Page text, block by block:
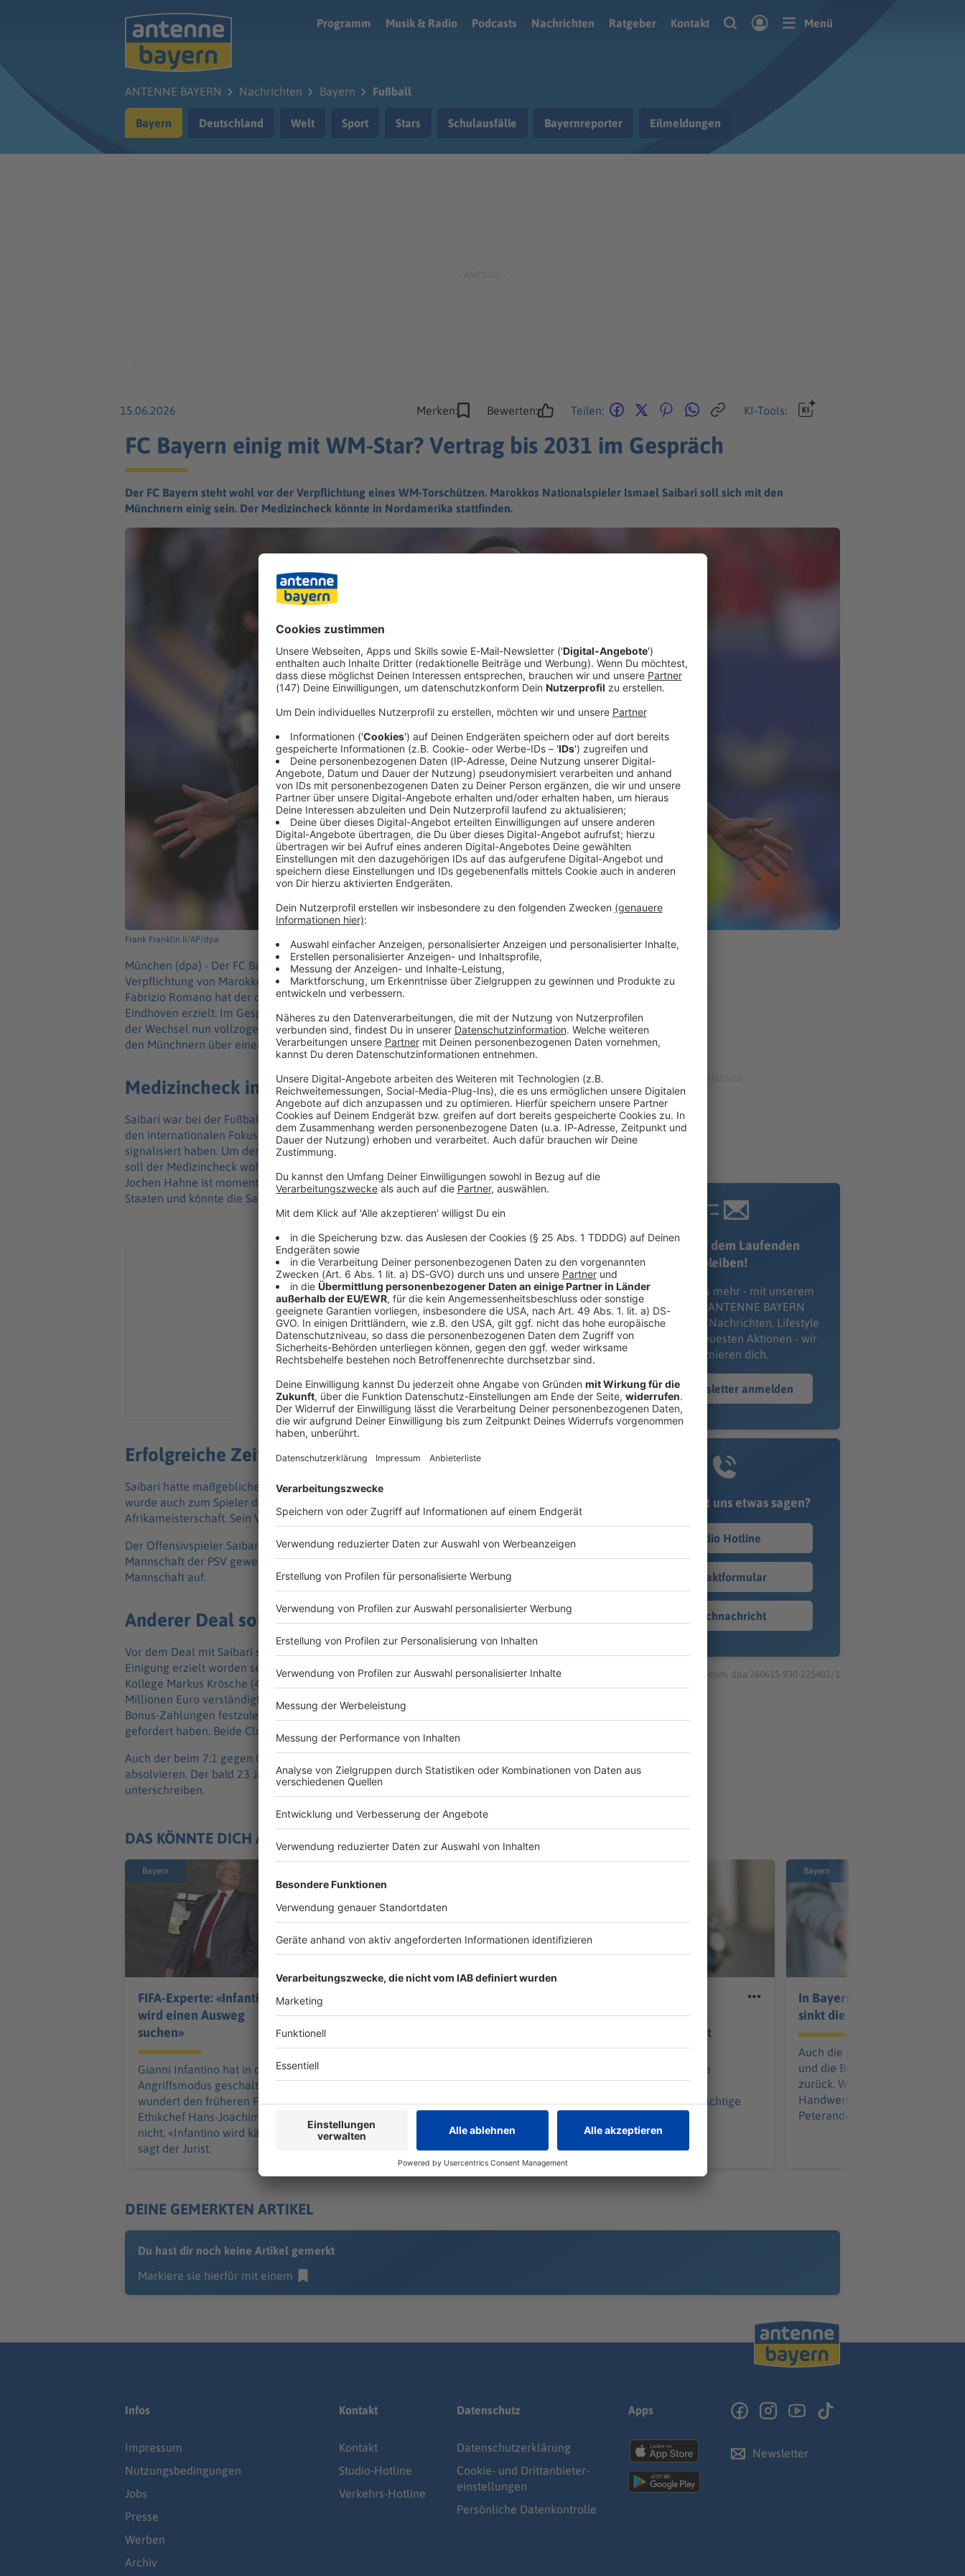
Programm
Musik & Radio Podcasts Nachrichten Ratgeber Kontakt Menü
ANTENNE BAYERN Nachrichten Bayern Fußball
Bayern Deutschland Welt Sport Stars Schulausfälle Bayernreporter Eilmeldungen
15.06.2026 Merken: Bewerten: Teilen: KI-Tools:
FC Bayern einig mit WM-Star? Vertrag bis 2031 im Gespräch
Der FC Bayern steht wohl vor der Verpflichtung eines WM-Torschützen. Marokkos Nationalspieler Ismael Saibari soll sich mit den
Münchnern einig sein. Der Medizincheck könnte in Nordamerika stattfinden.
Frank Franklin II/AP/dpa
München (dpa) - Der FC Bayern München steht laut Spekulationen kurz vor einer
Verpflichtung von Marokkos WM-Star Ismael Saibari. Laut «Bild», Sky und Transferexperte
Fabrizio Romano hat der deutsche Fußball-Rekordmeister eine Einigung mit der PSV
Eindhoven erzielt. Im Gespräch ist eine Ablöse von rund 55 Millionen Euro. Demnach kann
der Wechsel nun vollzogen werden. Der Mittelfeldspieler selbst soll sich zuvor schon mit
den Münchnern über einen künftigen Vertrag bis 2031 geeinigt haben.
Medizincheck in den USA?
Saibari war bei der Fußball-Weltmeisterschaft durch seinen Treffer gegen Brasilien (1:1) in
den internationalen Fokus gerückt. Die Münchner sollen bereits vor einiger Zeit ihr Interesse
signalisiert haben. Um den Transfer zeitnah zu einem erfolgreichen Abschluss zu bringen,
soll der Medizincheck wohl noch während der WM in Nordamerika stattfinden. Bayern-Arzt
Jochen Hahne ist momentan als Arzt der deutschen Nationalmannschaft ohnehin in den
Staaten und könnte die Saibari-Untersuchung vor Ort übernehmen.
Erfolgreiche Zeit in Eindhoven
Saibari hatte maßgeblichen Anteil am dritten Meistertitel der PSV in Serie, der 25-Jährige
wurde auch zum Spieler des Jahres der Eredivisie gewählt. 2025 gewann er mit Marokko die
Afrikameisterschaft. Sein Vertrag in Eindhoven ist bis Mitte 2029 gültig.
Der Offensivspieler Saibari war im Sommer 2020 von der U21 von KRC Genk zur zweiten
Mannschaft der PSV gewechselt. Zwei Jahre später, im Sommer 2022, stieg er in die erste
Mannschaft auf.
Anderer Deal soll schon fix sein
Vor dem Deal mit Saibari soll bereits im Poker mit Eintracht Frankfurts Nathaniel Brown eine
Einigung erzielt worden sein. Bayern-Sportvorstand Max Eberl (52) und sein Frankfurter
Kollege Markus Krösche (45) haben sich angeblich auf ein Ablösepaket von rund 55
Millionen Euro verständigt. Jetzt gehe es noch darum, das Verhältnis aus Sockelablöse und
Bonus-Zahlungen festzulegen. Anfänglich soll die Eintracht mehr als 60 Millionen Euro
gefordert haben. Beide Clubs äußerten sich bislang nicht zu der Personalie.
Auch der beim 7:1 gegen Curaçao starke Brown soll in den USA seinen Medizincheck
absolvieren. Der bald 23 Jahre alte Nationalspieler soll danach einen Vertrag bis 2031
unterschreiben.
Immer auf dem Laufenden
bleiben!
Verpass' nichts mehr - mit unserem
kostenlosen ANTENNE BAYERN
Newsletter. Ob Nachrichten, Lifestyle
oder unsere neuesten Aktionen - wir
informieren dich.
Zum Newsletter anmelden
Du möchtest uns etwas sagen?
Studio Hotline
Kontaktformular
Sprachnachricht
© dpa-infocom, dpa:260615-930-225401/1
DAS KÖNNTE DICH AUCH INTERESSIEREN
Bayern
FIFA-Experte: «Infantino
wird einen Ausweg
suchen»
Gianni Infantino hat in den
Angriffsmodus geschaltet. Das
wundert den früheren FIFA-
Ethikchef Hans-Joachim Eckert
nicht. «Infantino wird kämpfen»,
sagt der Jurist.
Fingerzeig und Ansage
Fürth direkt auf Ex-Kapitän Hrgota -
und Coach Vogel hat eine
besondere Botschaft für ihn. Ganz
grundsätzlich gibt es bei den
Franken schon ein klares Ziel.
Wohnhaus -
Tatverdächtiger in Haft
In München wird in einem
Wohngebiet auf ein Haus
geschossen. Der Tatverdächtige
Bayern
In Bayerns Handwerk
sinkt die Zuversicht
Auch die preisbereinigten
und die Beschäftigung gehen
zurück. Was sagt
Handwerkspräsident Franz
Peteranderl dazu?
DEINE GEMERKTEN ARTIKEL
Du hast dir noch keine Artikel gemerkt
Markiere sie hierfür mit einem
Infos
Impressum
Nutzungsbedingungen
Jobs
Presse
Werben
Archiv
Kontakt
Kontakt
Studio-Hotline
Verkehrs-Hotline
Datenschutz
Datenschutz­erklärung
Cookie- und Drittanbieter-
einstellungen
Persönliche Datenkontrolle
Apps
Newsletter